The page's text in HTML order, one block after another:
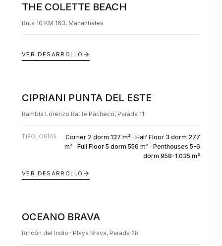
EN POZO
THE COLETTE BEACH
Ruta 10 KM 163, Manantiales
VER DESARROLLO
EN POZO
CIPRIANI PUNTA DEL ESTE
Rambla Lorenzo Batlle Pacheco, Parada 11
TIPOLOGÍAS
Corner 2 dorm 137 m² · Half Floor 3 dorm 277
m² · Full Floor 5 dorm 556 m² · Penthouses 5-6
dorm 958-1.035 m²
VER DESARROLLO
EN POZO
OCEANO BRAVA
Rincón del Indio · Playa Brava, Parada 28